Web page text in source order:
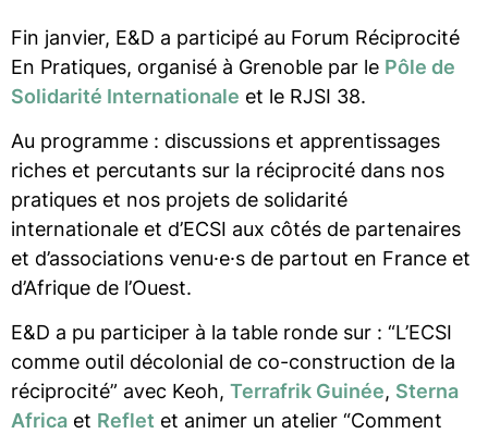
Fin janvier, E&D a participé au Forum Réciprocité
En Pratiques, organisé à Grenoble par le Pôle de
Solidarité Internationale et le RJSI 38.
Au programme : discussions et apprentissages
riches et percutants sur la réciprocité dans nos
pratiques et nos projets de solidarité
internationale et d’ECSI aux côtés de partenaires
et d’associations venu·e·s de partout en France et
d’Afrique de l’Ouest.
E&D a pu participer à la table ronde sur : “L’ECSI
comme outil décolonial de co-construction de la
réciprocité” avec Keoh, Terrafrik Guinée, Sterna
Africa et Reflet et animer un atelier “Comment